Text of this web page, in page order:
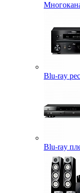
Blu-ray
Blu-ray